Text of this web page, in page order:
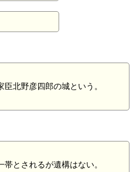
北野彦四郎の城という。
とされるが遺構はない。